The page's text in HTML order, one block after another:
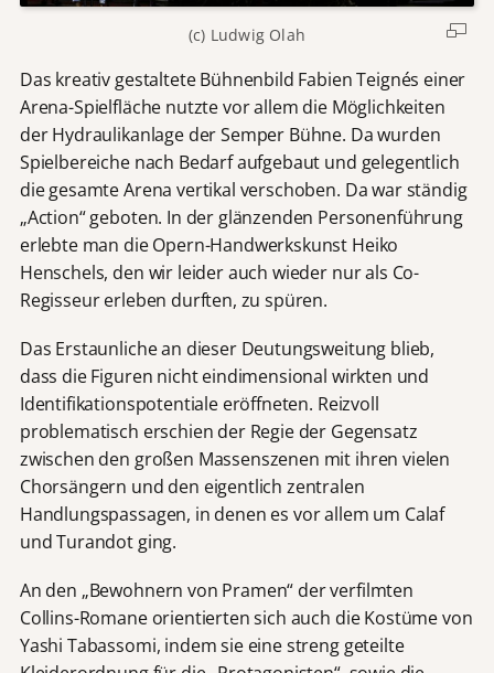
(c) Ludwig Olah
Das kreativ gestaltete Bühnenbild Fabien Teignés einer
Arena-Spielfläche nutzte vor allem die Möglichkeiten
der Hydraulikanlage der Semper Bühne. Da wurden
Spielbereiche nach Bedarf aufgebaut und gelegentlich
die gesamte Arena vertikal verschoben. Da war ständig
„Action“ geboten. In der glänzenden Personenführung
erlebte man die Opern-Handwerkskunst Heiko
Henschels, den wir leider auch wieder nur als Co-
Regisseur erleben durften, zu spüren.
Das Erstaunliche an dieser Deutungsweitung blieb,
dass die Figuren nicht eindimensional wirkten und
Identifikationspotentiale eröffneten. Reizvoll
problematisch erschien der Regie der Gegensatz
zwischen den großen Massenszenen mit ihren vielen
Chorsängern und den eigentlich zentralen
Handlungspassagen, in denen es vor allem um Calaf
und Turandot ging.
An den „Bewohnern von Pramen“ der verfilmten
Collins-Romane orientierten sich auch die Kostüme von
Yashi Tabassomi, indem sie eine streng geteilte